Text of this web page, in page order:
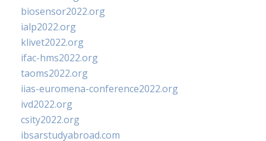
biosensor2022.org
ialp2022.org
klivet2022.org
ifac-hms2022.org
taoms2022.org
iias-euromena-conference2022.org
ivd2022.org
csity2022.org
ibsarstudyabroad.com